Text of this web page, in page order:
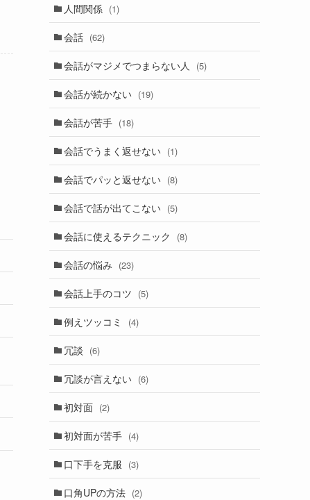
人間関係 (1)
会話 (62)
会話がマジメでつまらない人 (5)
会話が続かない (19)
会話が苦手 (18)
会話でうまく返せない (1)
会話でパッと返せない (8)
会話で話が出てこない (5)
会話に使えるテクニック (8)
会話の悩み (23)
会話上手のコツ (5)
例えツッコミ (4)
冗談 (6)
冗談が言えない (6)
初対面 (2)
初対面が苦手 (4)
口下手を克服 (3)
口角UPの方法 (2)